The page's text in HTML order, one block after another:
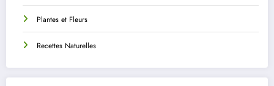
Plantes et Fleurs
Recettes Naturelles